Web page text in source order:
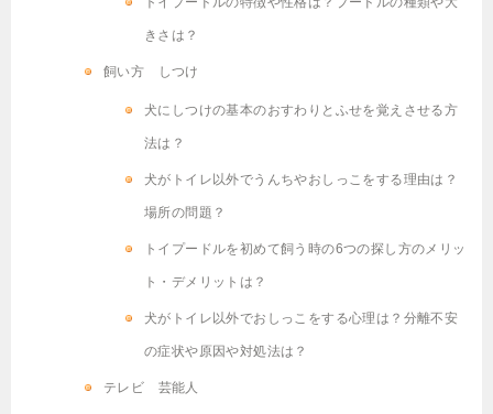
きさは？
飼い方 しつけ
犬にしつけの基本のおすわりとふせを覚えさせる方
法は？
犬がトイレ以外でうんちやおしっこをする理由は？
場所の問題？
トイプードルを初めて飼う時の6つの探し方のメリッ
ト・デメリットは？
犬がトイレ以外でおしっこをする心理は？分離不安
の症状や原因や対処法は？
テレビ 芸能人